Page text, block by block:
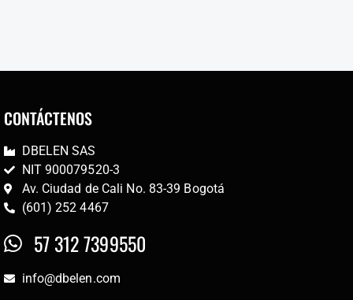
CONTÁCTENOS
DBELEN SAS
NIT 900079520-3
Av. Ciudad de Cali No. 83-39 Bogotá
(601) 252 4467
57 312 7399550
info@dbelen.com